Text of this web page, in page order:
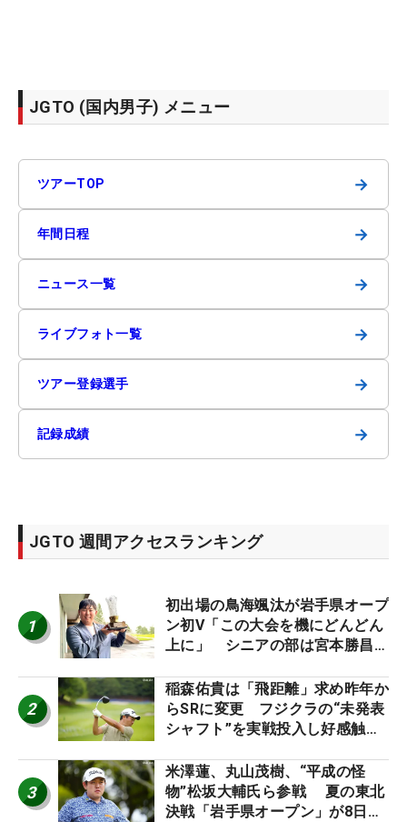
JGTO (国内男子) メニュー
ツアーTOP →
年間日程 →
ニュース一覧 →
ライブフォト一覧 →
ツアー登録選手 →
記録成績 →
JGTO 週間アクセスランキング
1
初出場の鳥海颯汰が岩手県オープ
ン初V「この大会を機にどんどん
上に」 シニアの部は宮本勝昌が
2
稲森佑貴は「飛距離」求め昨年か
らSRに変更 フジクラの“未発表
シャフト”を実戦投入し好感触
ーのヒトネタ！】
3
米澤蓮、丸山茂樹、“平成の怪
物”松坂大輔氏ら参戦 夏の東北
決戦「岩手県オープン」が8日開